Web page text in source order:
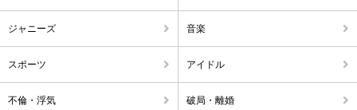
ジャニーズ 音楽
スポーツ アイドル
不倫・浮気 破局・離婚